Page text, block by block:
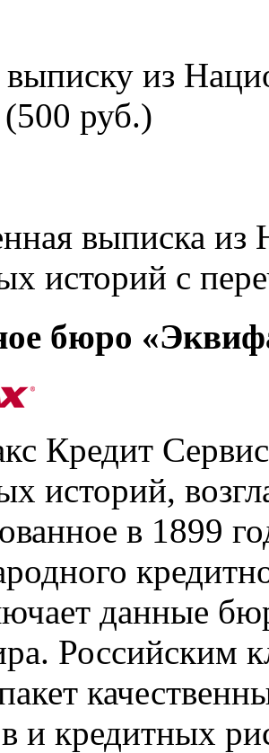
выписку из
руб.)
выписка из
историй с
бюро
Кредит
историй,
в 1899
данные
Российским
и кредитных